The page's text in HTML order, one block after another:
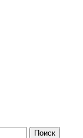
Поиск